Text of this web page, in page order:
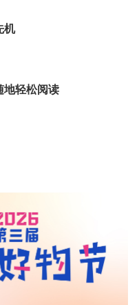
机
地轻松阅读